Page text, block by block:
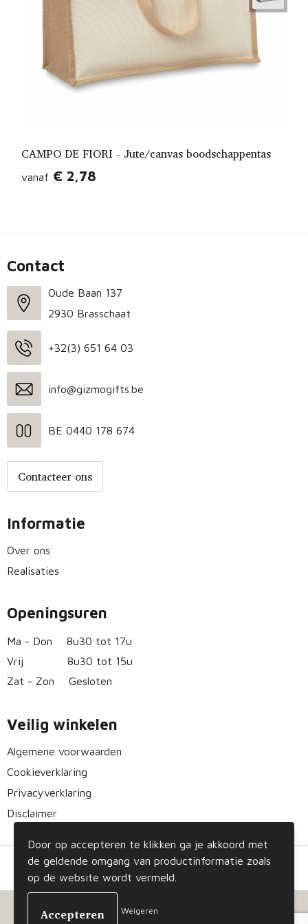
CAMPO DE FIORI - Jute/canvas boodschappentas
vanaf € 2,78
Contact
Oude Baan 137
2930 Brasschaat
+32(3) 651 64 03
info@gizmogifts.be
BE 0440 178 674
Contacteer ons
Informatie
Over ons
Realisaties
Openingsuren
Ma - Don
8u30 tot 17u
Vrij
8u30 tot 15u
Zat - Zon
Gesloten
Veilig winkelen
Algemene voorwaarden
Cookieverklaring
Privacyverklaring
Disclaimer
© Copyright Gizmo 2023
Door op accepteren te klikken ga je akkoord met
de geldende omgang van productinformatie zoals
op de website wordt vermeld.
Weigeren